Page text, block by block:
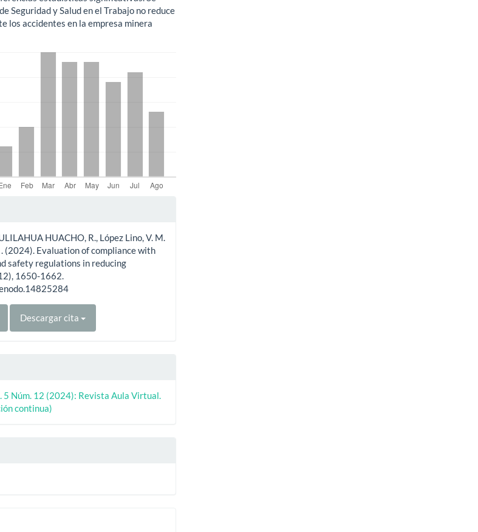
Seguridad y Salud en el Trabajo no reduce
los accidentes en la empresa minera
HUACHO, R., López Lino, V. M.
. (2024). Evaluation of compliance with
safety regulations in reducing
1650-1662.
Descargar cita
5 Núm. 12 (2024): Revista Aula Virtual.
continua)